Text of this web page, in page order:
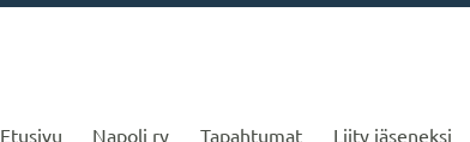
Etusivu Napoli ry Tapahtumat
Liity jäseneksi